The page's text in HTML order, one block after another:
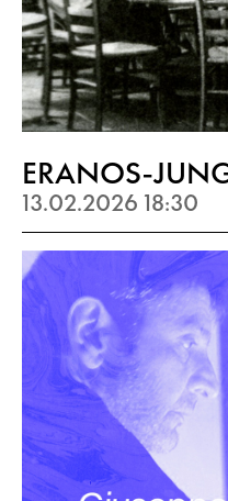
ERANOS-
13.02.2026 18:30